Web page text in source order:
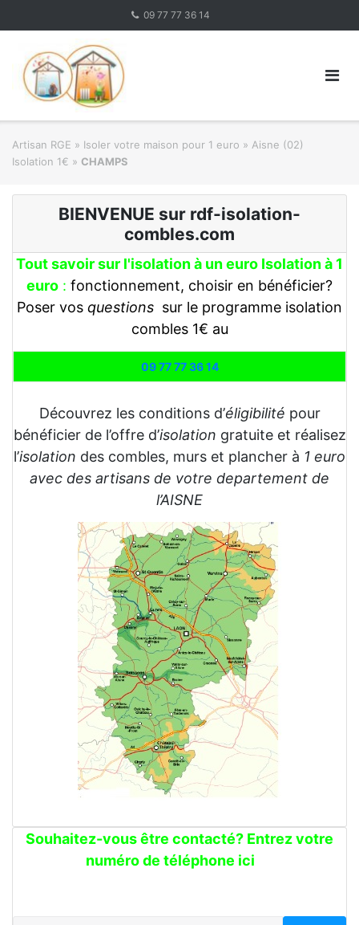
09 77 77 36 14
Artisan RGE » Isoler votre maison pour 1 euro » Aisne (02)
Isolation 1€ » CHAMPS
BIENVENUE sur rdf-isolation-
combles.com
Tout savoir sur l'isolation à un euro Isolation à 1
euro : fonctionnement, choisir en bénéficier?
Poser vos questions sur le programme isolation
combles 1€ au
09 77 77 36 14
Découvrez les conditions d’éligibilité pour
bénéficier de l’offre d’isolation gratuite et réalisez
l’isolation des combles, murs et plancher à 1 euro
avec des artisans de votre departement de
l’AISNE
Souhaitez-vous être contacté? Entrez votre
numéro de téléphone ici